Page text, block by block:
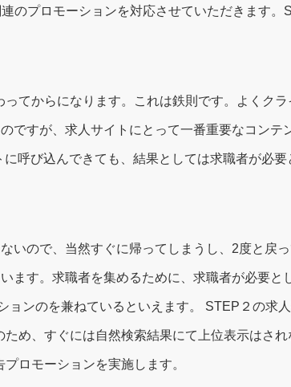
のプロモーションを対応させていただきます。
てからになります。これは鉄則です。よくク
ですが、求人サイトにとって一番重要なコンテ
呼び込んできても、結果としては求職者が必
ので、当然すぐに帰ってしまうし、2度と戻っ
ます。求職者を集めるために、求職者が必要と
ンのを兼ねているといえます。 STEP２の求
め、すぐには自然検索結果にて上位表示はされ
ロモーションを実施します。